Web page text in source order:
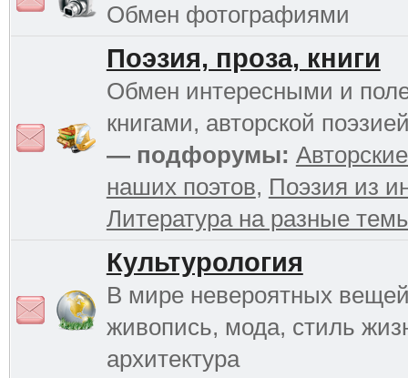
Обмен фотографиями
Поэзия, проза, книги
Обмен интересными и
книгами, авторской
— подфорумы:
наших поэтов, Поэзия из
Литература на разные
Культурология
В мире невероятных
живопись, мода, стиль
архитектура